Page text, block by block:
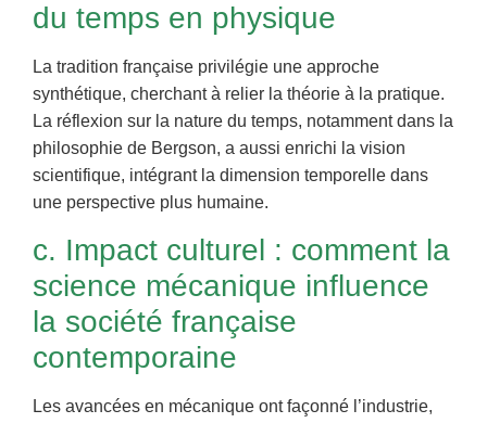
du temps en physique
La tradition française privilégie une approche
synthétique, cherchant à relier la théorie à la pratique.
La réflexion sur la nature du temps, notamment dans la
philosophie de Bergson, a aussi enrichi la vision
scientifique, intégrant la dimension temporelle dans
une perspective plus humaine.
c. Impact culturel : comment la
science mécanique influence
la société française
contemporaine
Les avancées en mécanique ont façonné l’industrie,